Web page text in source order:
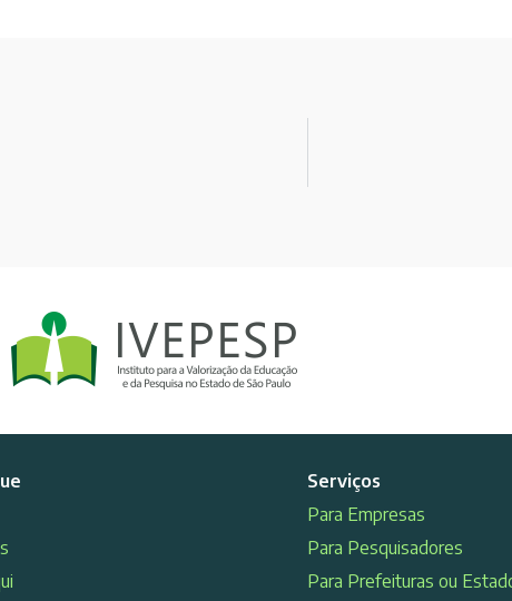
Serviços
Para Empresas
Para Pesquisadores
Para Prefeituras ou